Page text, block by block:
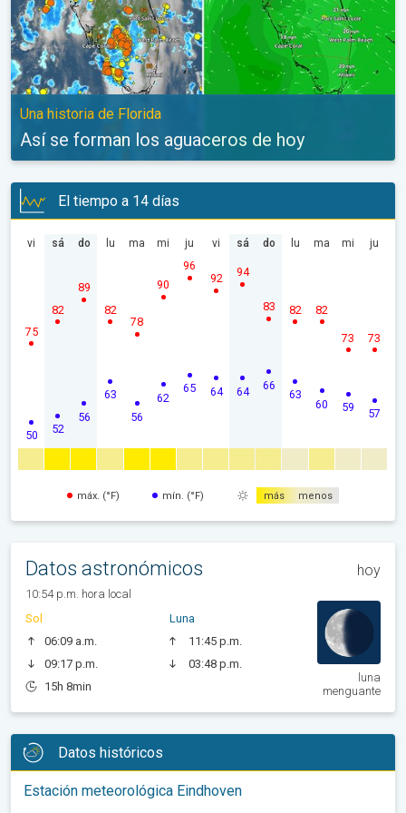
Una historia de Florida
Así se forman los aguaceros de hoy
El tiempo a 14 días
vi
50
75
sá
52
82
do
56
89
lu
63
82
ma
56
78
mi
62
90
ju
65
96
vi
64
92
sá
64
94
do
66
83
lu
63
82
ma
60
82
mi
59
73
ju
57
73
máx. (°F) mín. (°F) más menos
Datos astronómicos hoy
10:54 p.m. hora local
Sol
06:09 a.m.
09:17 p.m.
15h 8min
Luna
11:45 p.m.
03:48 p.m.
luna
menguante
Datos históricos
Estación meteorológica Eindhoven